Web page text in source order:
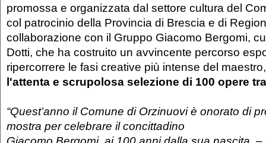
promossa e organizzata dal settore cultura del
col patrocinio della Provincia di Brescia e di
collaborazione con il Gruppo Giacomo Bergomi,
Dotti, che ha costruito un avvincente percorso
ripercorrere le fasi creative più intense del
l'attenta e scrupolosa selezione di 100 opere
“Quest’anno il Comune di Orzinuovi è onorato di
mostra per celebrare il concittadino